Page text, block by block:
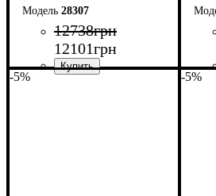
28307
12738грн
12101грн
-5% -5%